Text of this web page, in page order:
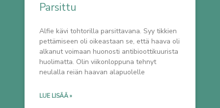
Parsittu
Alfie kävi tohtorilla parsittavana. Syy tikkien
pettämiseen oli oikeastaan se, että haava oli
alkanut voimaan huonosti antibioottikuurista
huolimatta. Olin viikonloppuna tehnyt
neulalla reiän haavan alapuolelle
LUE LISÄÄ »